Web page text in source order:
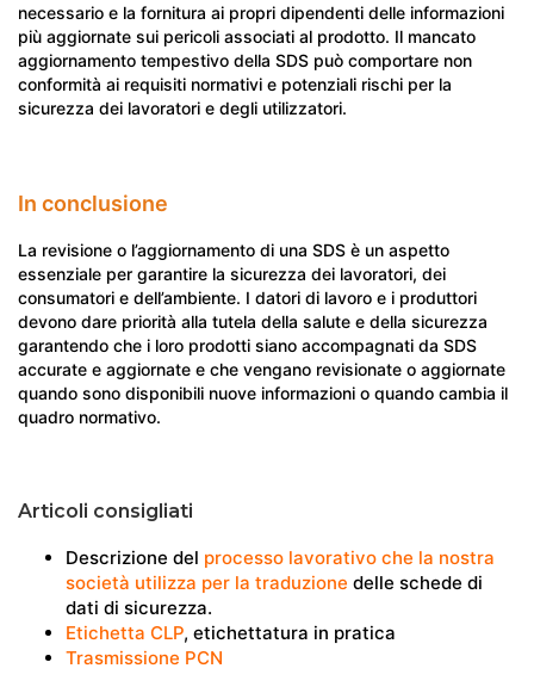
necessario e la fornitura ai propri dipendenti delle informazioni
più aggiornate sui pericoli associati al prodotto. Il mancato
aggiornamento tempestivo della SDS può comportare non
conformità ai requisiti normativi e potenziali rischi per la
sicurezza dei lavoratori e degli utilizzatori.
In conclusione
La revisione o l’aggiornamento di una SDS è un aspetto
essenziale per garantire la sicurezza dei lavoratori, dei
consumatori e dell’ambiente. I datori di lavoro e i produttori
devono dare priorità alla tutela della salute e della sicurezza
garantendo che i loro prodotti siano accompagnati da SDS
accurate e aggiornate e che vengano revisionate o aggiornate
quando sono disponibili nuove informazioni o quando cambia il
quadro normativo.
Articoli consigliati
Descrizione del processo lavorativo che la nostra
società utilizza per la traduzione delle schede di
dati di sicurezza.
Etichetta CLP, etichettatura in pratica
Trasmissione PCN